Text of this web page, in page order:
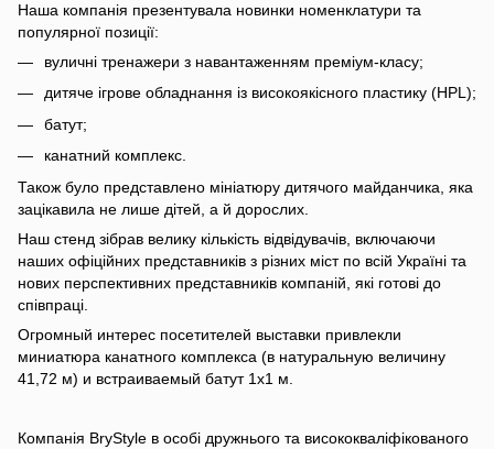
Наша компанія презентувала новинки номенклатури та
популярної позиції:
вуличні тренажери з навантаженням преміум-класу;
дитяче ігрове обладнання із високоякісного пластику (HPL);
батут;
канатний комплекс.
Також було представлено мініатюру дитячого майданчика, яка
зацікавила не лише дітей, а й дорослих.
Наш стенд зібрав велику кількість відвідувачів, включаючи
наших офіційних представників з різних міст по всій Україні та
нових перспективних представників компаній, які готові до
співпраці.
Огромный интерес посетителей выставки привлекли
миниатюра канатного комплекса (в натуральную величину
41,72 м) и встраиваемый батут 1х1 м.
Компанія BryStyle в особі дружнього та висококваліфікованого